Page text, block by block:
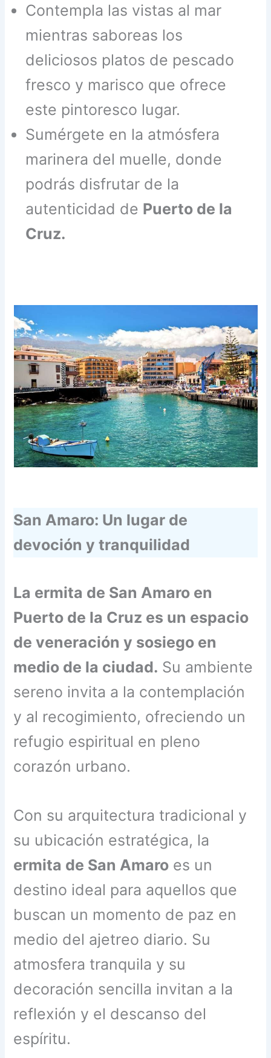
Contempla las vistas al mar
mientras saboreas los
deliciosos platos de pescado
fresco y marisco que ofrece
este pintoresco lugar.
Sumérgete en la atmósfera
marinera del muelle, donde
podrás disfrutar de la
autenticidad de Puerto de la
Cruz.
San Amaro: Un lugar de
devoción y tranquilidad
La ermita de San Amaro en
Puerto de la Cruz es un espacio
de veneración y sosiego en
medio de la ciudad. Su ambiente
sereno invita a la contemplación
y al recogimiento, ofreciendo un
refugio espiritual en pleno
corazón urbano.
Con su arquitectura tradicional y
su ubicación estratégica, la
ermita de San Amaro es un
destino ideal para aquellos que
buscan un momento de paz en
medio del ajetreo diario. Su
atmosfera tranquila y su
decoración sencilla invitan a la
reflexión y el descanso del
espíritu.